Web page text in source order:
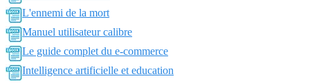
L'ennemi de la mort
Manuel utilisateur calibre
Le guide complet du e-commerce
Intelligence artificielle et education